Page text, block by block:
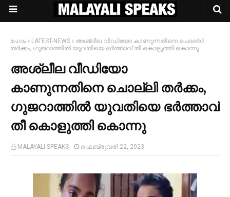
ഹോം LATEST-NEWS
അശ്ലീല വീഡിയോ കാണുന്നതിനെ ചൊല്ലി
തര്‍ക്കം, ഗുജറാത്തില്‍ യുവതിയെ ഭര്‍ത്താവ് തീ കൊളുത്തി കൊന്നു
അശ്ലീല വീഡിയോ
കാണുന്നതിനെ ചൊല്ലി തര്‍ക്കം,
ഗുജറാത്തില്‍ യുവതിയെ ഭര്‍ത്താവ്
തീ കൊളുത്തി കൊന്നു
MALAYALI SPEAKS ഫെബ്രുവരി 22, 2023